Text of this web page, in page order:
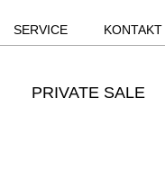
SERVICE KONTAKT
PRIVATE SALE